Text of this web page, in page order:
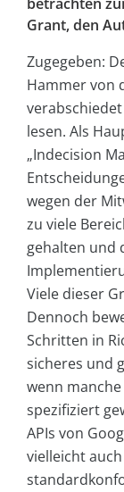
Grant, den
Zugegeben:
Hammer von
lesen. Als
„Indecision
wegen der
zu viele
gehalten und
Viele dieser
Dennoch
Schritten in
sicheres und
wenn
spezifiziert
APIs von
vielleicht